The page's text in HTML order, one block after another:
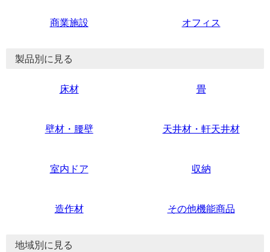
商業施設 オフィス
製品別に見る
床材 畳
壁材・腰壁 天井材・軒天井材
室内ドア 収納
造作材 その他機能商品
地域別に見る